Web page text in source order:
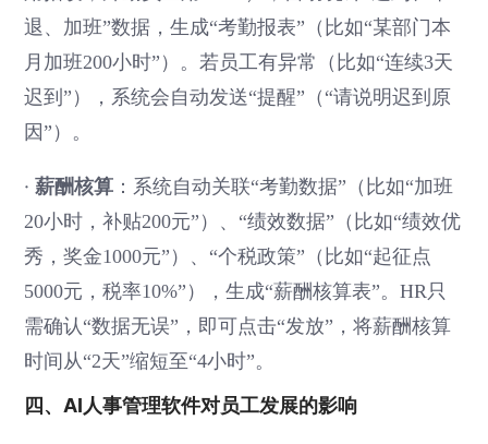
退、加班”数据，生成“考勤报表”（比如“某部门本
月加班200小时”）。若员工有异常（比如“连续3天
迟到”），系统会自动发送“提醒”（“请说明迟到原
因”）。
·薪酬核算 ：系统自动关联“考勤数据”（比如“加班
20小时，补贴200元”）、“绩效数据”（比如“绩效优
秀，奖金1000元”）、“个税政策”（比如“起征点
5000元，税率10%”），生成“薪酬核算表”。HR只
需确认“数据无误”，即可点击“发放”，将薪酬核算
时间从“2天”缩短至“4小时”。
四、AI人事管理软件对员工发展的影响